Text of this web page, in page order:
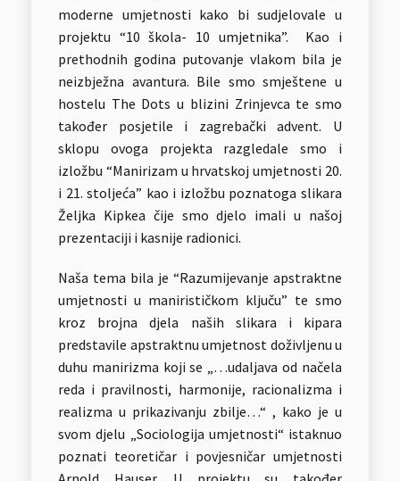
moderne umjetnosti kako bi sudjelovale u
projektu “10 škola- 10 umjetnika”. Kao i
prethodnih godina putovanje vlakom bila je
neizbježna avantura. Bile smo smještene u
hostelu The Dots u blizini Zrinjevca te smo
također posjetile i zagrebački advent. U
sklopu ovoga projekta razgledale smo i
izložbu “Manirizam u hrvatskoj umjetnosti 20.
i 21. stoljeća” kao i izložbu poznatoga slikara
Željka Kipkea čije smo djelo imali u našoj
prezentaciji i kasnije radionici.
Naša tema bila je “Razumijevanje apstraktne
umjetnosti u manirističkom ključu” te smo
kroz brojna djela naših slikara i kipara
predstavile apstraktnu umjetnost doživljenu u
duhu manirizma koji se „…udaljava od načela
reda i pravilnosti, harmonije, racionalizma i
realizma u prikazivanju zbilje…“ , kako je u
svom djelu „Sociologija umjetnosti“ istaknuo
poznati teoretičar i povjesničar umjetnosti